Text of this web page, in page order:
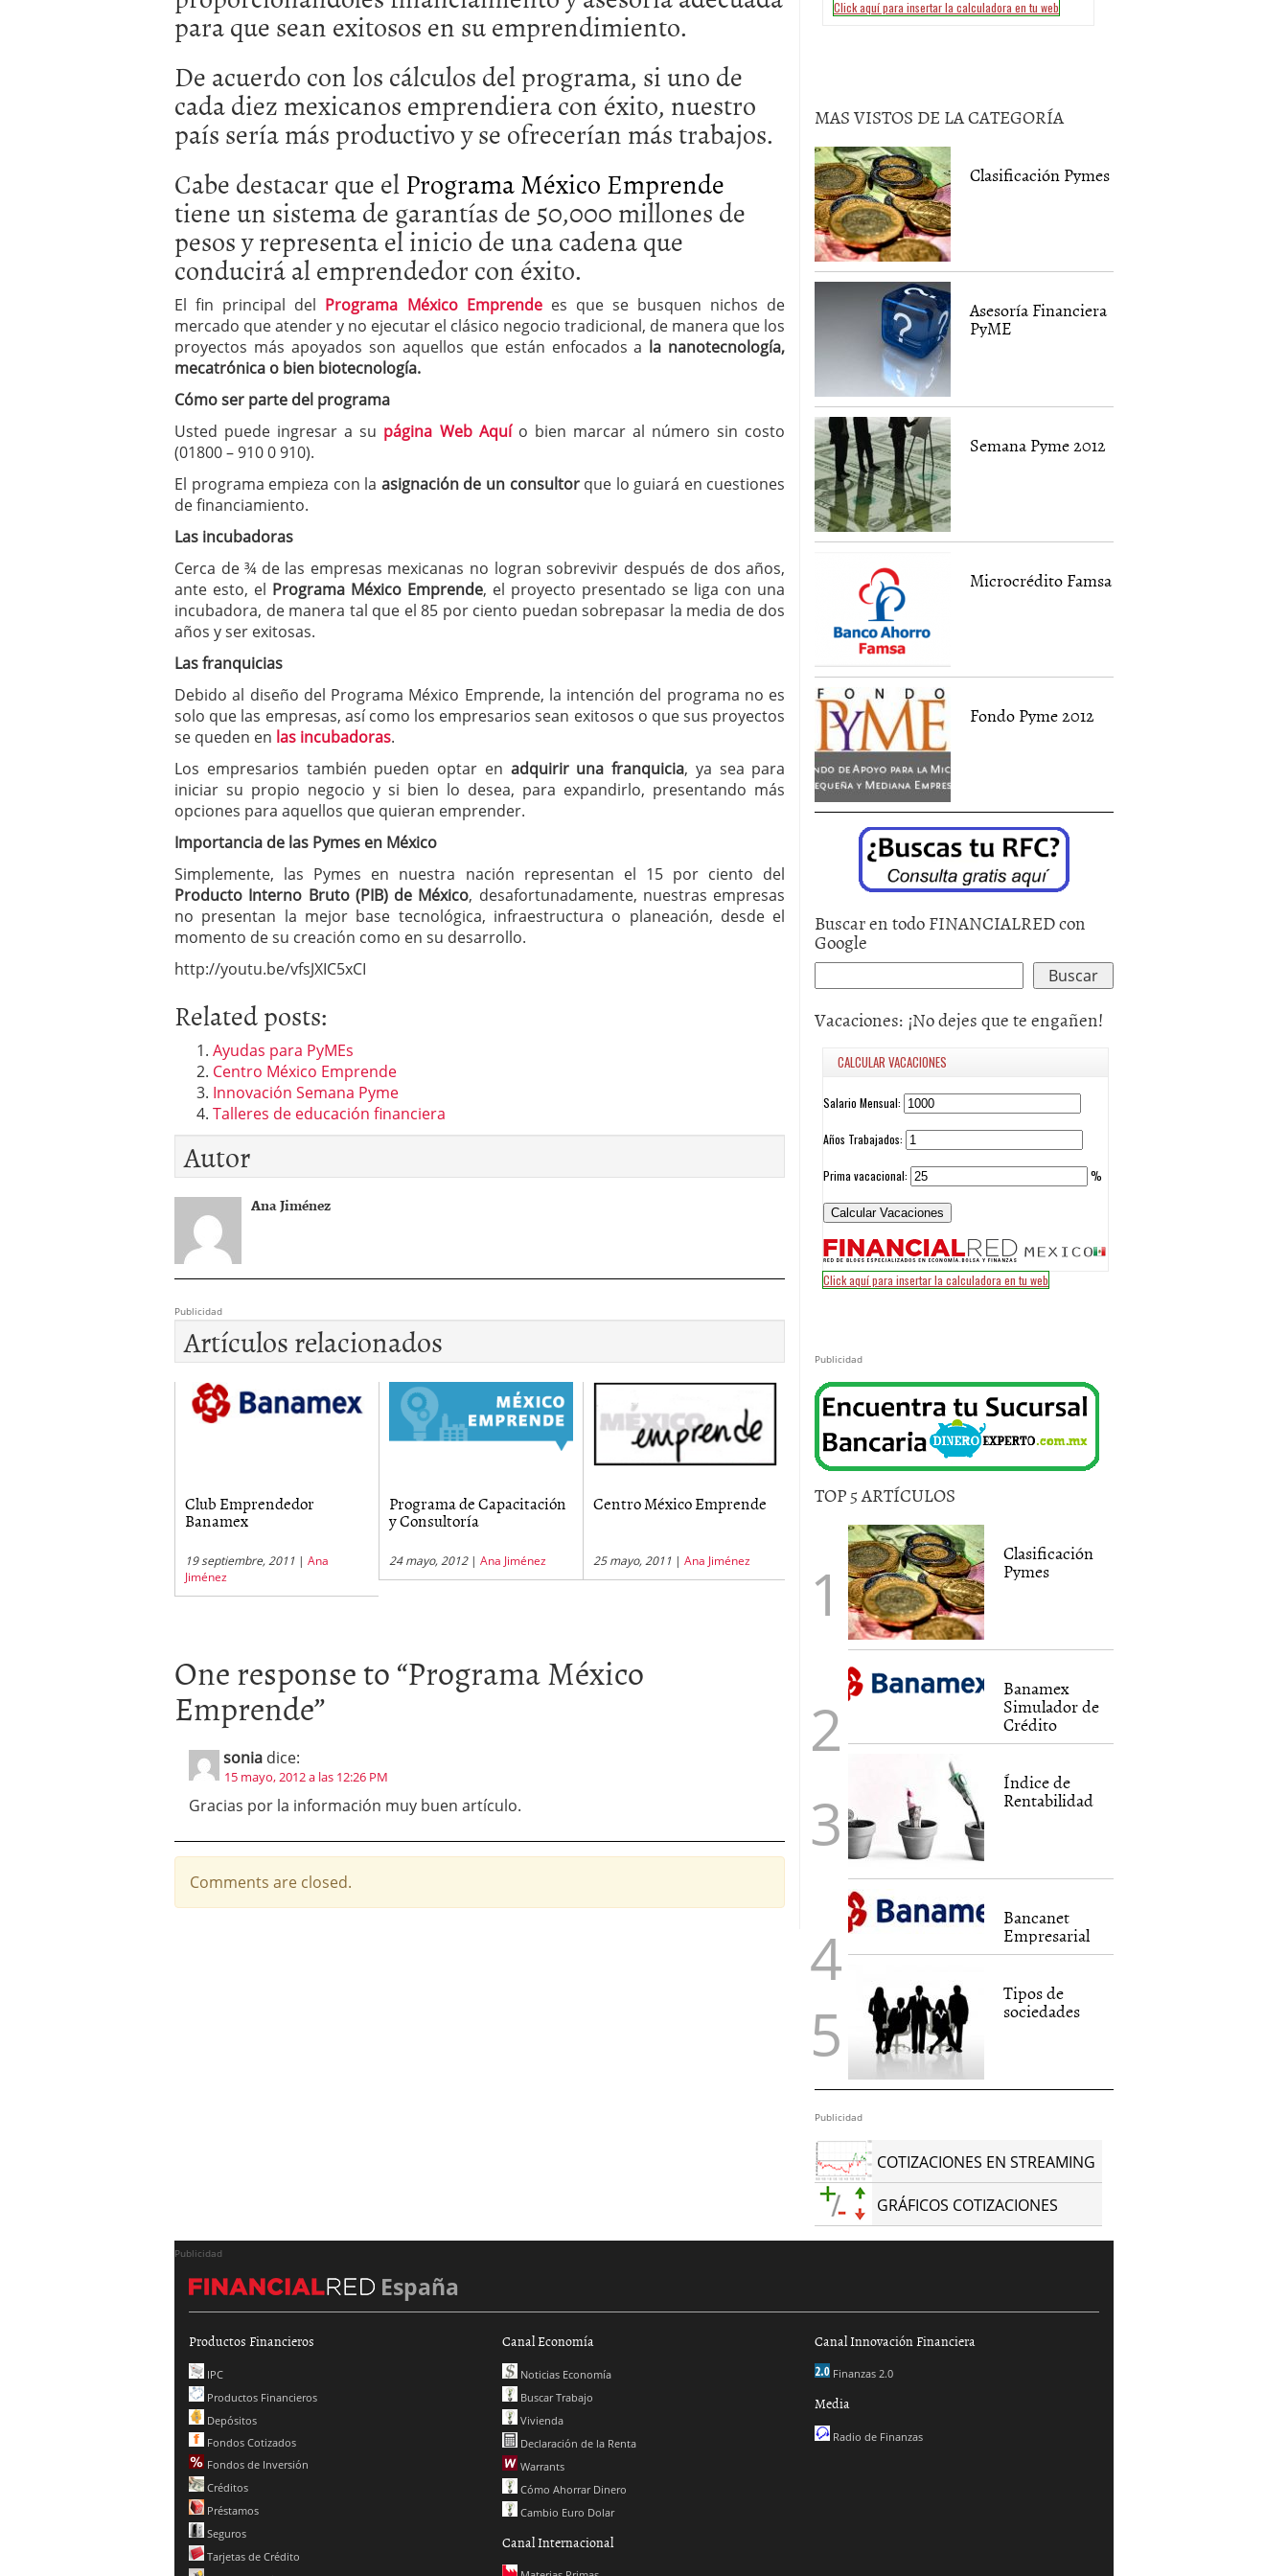
para que sean exitosos en su emprendimiento.
De acuerdo con los cálculos del programa, si uno de
cada diez mexicanos emprendiera con éxito, nuestro
país sería más productivo y se ofrecerían más trabajos.
Cabe destacar que elPrograma México Emprende
tiene un sistema de garantías de 50,000 millones de
pesos y representa el inicio de una cadena que
conducirá al emprendedor con éxito.
El fin principal del Programa México Emprendees que se busquen nichos de
mercado que atender y no ejecutar el clásico negocio tradicional, de manera que los
proyectos más apoyados son aquellos que están enfocados a la nanotecnología,
mecatrónica o bien biotecnología.
Cómo ser parte del programa
Usted puede ingresar a su página Web Aquí o bien marcar al número sin costo
(01800 – 910 0 910).
El programa empieza con la asignación de un consultorque lo guiará en cuestiones
de financiamiento.
Las incubadoras
Cerca de ¾ de las empresas mexicanas no logran sobrevivir después de dos años,
ante esto, el Programa México Emprende, el proyecto presentado se liga con una
incubadora, de manera tal que el 85 por ciento puedan sobrepasar la media de dos
años y ser exitosas.
Las franquicias
Debido al diseño del Programa México Emprende, la intención del programa no es
solo que las empresas, así como los empresarios sean exitosos o que sus proyectos
se queden en las incubadoras.
Los empresarios también pueden optar en adquirir una franquicia, ya sea para
iniciar su propio negocio y si bien lo desea, para expandirlo, presentando más
opciones para aquellos que quieran emprender.
Importancia de las Pymes en México
Simplemente, las Pymes en nuestra nación representan el 15 por ciento del
Producto Interno Bruto (PIB) de México, desafortunadamente, nuestras empresas
no presentan la mejor base tecnológica, infraestructura o planeación, desde el
momento de su creación como en su desarrollo.
http://youtu.be/vfsJXIC5xCI
Related posts:
Ayudas para PyMEs
Centro México Emprende
Innovación Semana Pyme
Talleres de educación financiera
Autor
Ana Jiménez
Publicidad
Artículos relacionados
Club Emprendedor
Banamex
19 septiembre, 2011 | Ana
Jiménez
Programa de Capacitación
y Consultoría
24 mayo, 2012| Ana Jiménez
Centro México Emprende
25 mayo, 2011 | Ana Jiménez
One response to “Programa México
Emprende”
sonia dice:
15 mayo, 2012 a las 12:26 PM
Gracias por la información muy buen artículo.
Comments are closed.
MAS VISTOS DE LA CATEGORÍA
Clasificación Pymes
Asesoría Financiera
PyME
Semana Pyme 2012
Microcrédito Famsa
Fondo Pyme 2012
Buscar en todo FINANCIALRED con
Google
Vacaciones: ¡No dejes que te engañen!
Publicidad
TOP 5 ARTÍCULOS
Clasificación
Pymes
Banamex
Simulador de
Crédito
Índice de
Rentabilidad
Bancanet
Empresarial
Tipos de
sociedades
Publicidad
COTIZACIONES EN STREAMING
GRÁFICOS COTIZACIONES
Publicidad
España
Productos Financieros
IPC
Productos Financieros
Depósitos
Fondos Cotizados
Fondos de Inversión
Créditos
Préstamos
Seguros
Tarjetas de Crédito
Canal Economía
Noticias Economía
Buscar Trabajo
Vivienda
Declaración de la Renta
Warrants
Cómo Ahorrar Dinero
Cambio Euro Dolar
Canal Internacional
Canal Innovación Financiera
Finanzas 2.0
Media
Radio de Finanzas